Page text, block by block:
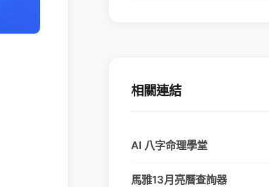
相關連結
AI 八字命理學堂
馬雅13月亮曆查詢器